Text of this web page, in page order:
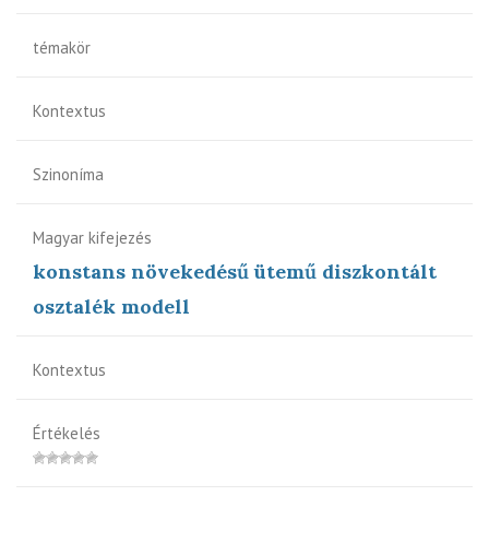
témakör
Kontextus
Szinoníma
Magyar kifejezés
konstans növekedésű ütemű diszkontált
osztalék modell
Kontextus
Értékelés